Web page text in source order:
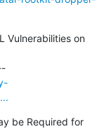
Vulnerabilities on
---------------------------------------------
be Required for